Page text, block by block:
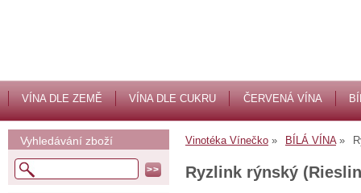
VÍNA DLE ZEMĚ VÍNA DLE CUKRU ČERVENÁ VÍNA
Vinotéka Vínečko BÍLÁ VÍNA
Ryzlink rýnský
Vyhledávání zboží